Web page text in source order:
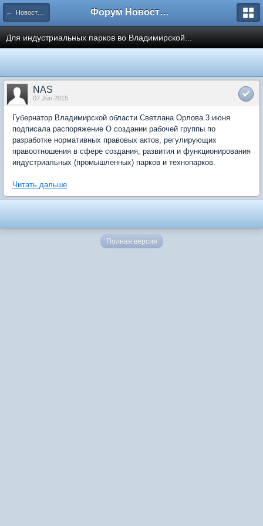
← Новости рынка недвижимости Форум Новостройки
Для индустриальных парков во Владимирской...
NAS
07 Jun 2015
Губернатор Владимирской области Светлана Орлова 3 июня
подписала распоряжение О создании рабочей группы по
разработке нормативных правовых актов, регулирующих
правоотношения в сфере создания, развития и функционирования
индустриальных (промышленных) парков и технопарков.
Читать дальше
Полная версия